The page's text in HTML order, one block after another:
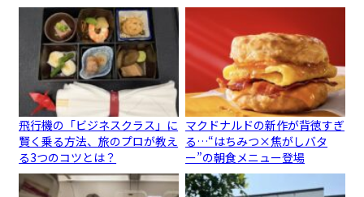
飛行機の「ビジネスクラス」に
賢く乗る方法、旅のプロが教え
る3つのコツとは？
マクドナルドの新作が背徳すぎ
る…“はちみつ×焦がしバタ
ー”の朝食メニュー登場